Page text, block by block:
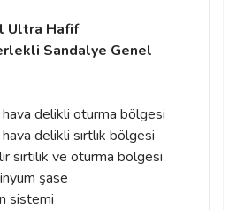
Ultra Hafif
Sandalye Genel
delikli oturma bölgesi
delikli sırtlık bölgesi
sırtılık ve oturma bölgesi
şase
sistemi